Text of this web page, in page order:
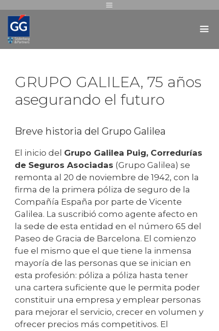
GRUPO GALILEA, 75 años
asegurando el futuro
Breve historia del Grupo Galilea
El inicio del Grupo Galilea Puig, Corredurías
de Seguros Asociadas (Grupo Galilea) se
remonta al 20 de noviembre de 1942, con la
firma de la primera póliza de seguro de la
Compañía España por parte de Vicente
Galilea. La suscribió como agente afecto en
la sede de esta entidad en el número 65 del
Paseo de Gracia de Barcelona. El comienzo
fue el mismo que el que tiene la inmensa
mayoría de las personas que se inician en
esta profesión: póliza a póliza hasta tener
una cartera suficiente que le permita poder
constituir una empresa y emplear personas
para mejorar el servicio, crecer en volumen y
ofrecer precios más competitivos. El